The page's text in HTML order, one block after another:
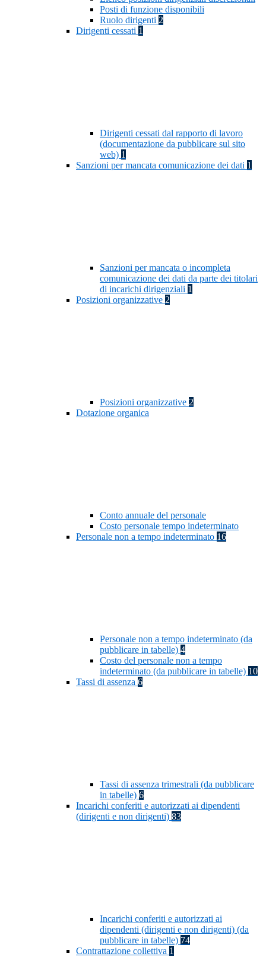
Posti di funzione disponibili
Ruolo dirigenti 2
Dirigenti cessati 1
Dirigenti cessati dal rapporto di lavoro
(documentazione da pubblicare sul sito
web) 1
Sanzioni per mancata comunicazione dei dati 1
Sanzioni per mancata o incompleta
comunicazione dei dati da parte dei titolari
di incarichi dirigenziali 1
Posizioni organizzative 2
Posizioni organizzative 2
Dotazione organica
Conto annuale del personale
Costo personale tempo indeterminato
Personale non a tempo indeterminato 16
Personale non a tempo indeterminato (da
pubblicare in tabelle) 4
Costo del personale non a tempo
indeterminato (da pubblicare in tabelle) 10
Tassi di assenza 6
Tassi di assenza trimestrali (da pubblicare
in tabelle) 6
Incarichi conferiti e autorizzati ai dipendenti
(dirigenti e non dirigenti) 83
Incarichi conferiti e autorizzati ai
dipendenti (dirigenti e non dirigenti) (da
pubblicare in tabelle) 74
Contrattazione collettiva 1